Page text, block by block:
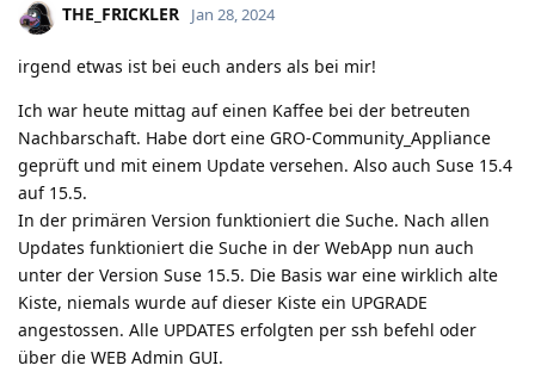
THE_FRICKLER Jan 28, 2024
irgend etwas ist bei euch anders als bei mir!
Ich war heute mittag auf einen Kaffee bei der betreuten
Nachbarschaft. Habe dort eine GRO-Community_Appliance
geprüft und mit einem Update versehen. Also auch Suse 15.4
auf 15.5.
In der primären Version funktioniert die Suche. Nach allen
Updates funktioniert die Suche in der WebApp nun auch
unter der Version Suse 15.5. Die Basis war eine wirklich alte
Kiste, niemals wurde auf dieser Kiste ein UPGRADE
angestossen. Alle UPDATES erfolgten per ssh befehl oder
über die WEB Admin GUI.